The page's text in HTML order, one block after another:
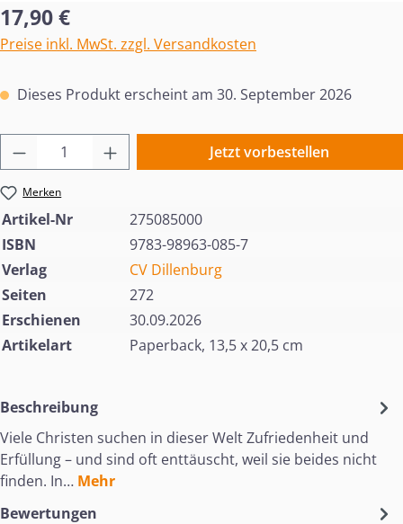
Regulärer Preis:
17,90 €
Preise inkl. MwSt. zzgl. Versandkosten
Dieses Produkt erscheint am 30. September 2026
Produkt Anzahl: Gib den gewünschten
Jetzt vorbestellen
Merken
Artikel-Nr
275085000
ISBN
9783-98963-085-7
Verlag
CV Dillenburg
Seiten
272
Erschienen
30.09.2026
Artikelart
Paperback, 13,5 x 20,5 cm
Beschreibung
Viele Christen suchen in dieser Welt Zufriedenheit und
Erfüllung – und sind oft enttäuscht, weil sie beides nicht
finden. In… Mehr
Bewertungen